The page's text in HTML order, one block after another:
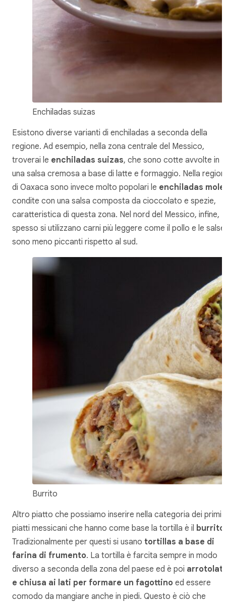
Enchiladas suizas
Esistono diverse varianti di enchiladas a seconda della
regione. Ad esempio, nella zona centrale del Messico,
troverai le enchiladas suizas, che sono cotte avvolte in
una salsa cremosa a base di latte e formaggio. Nella
di Oaxaca sono invece molto popolari le enchiladas mole
condite con una salsa composta da cioccolato e spezie,
caratteristica di questa zona. Nel nord del Messico, infine,
spesso si utilizzano carni più leggere come il pollo e le salse
sono meno piccanti rispetto al sud.
Burrito
Altro piatto che possiamo inserire nella categoria dei primi
piatti messicani che hanno come base la tortilla è il burrito
Tradizionalmente per questi si usano tortillas a base di
farina di frumento. La tortilla è farcita sempre in modo
diverso a seconda della zona del paese ed è poi
e chiusa ai lati per formare un fagottino ed essere
comodo da mangiare anche in piedi. Questo è ciò che